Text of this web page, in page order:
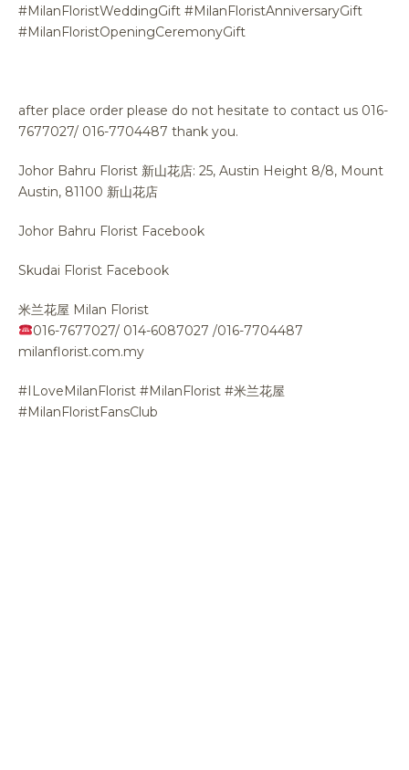
#MilanFloristWeddingGift #MilanFloristAnniversaryGift
#MilanFloristOpeningCeremonyGift
after place order please do not hesitate to contact us 016-
7677027/ 016-7704487 thank you.
Johor Bahru Florist 新山花店: 25, Austin Height 8/8, Mount
Austin, 81100 新山花店
Johor Bahru Florist Facebook
Skudai Florist Facebook
米兰花屋 Milan Florist
016-7677027/ 014-6087027 /016-7704487
milanflorist.com.my
#ILoveMilanFlorist #MilanFlorist #米兰花屋
#MilanFloristFansClub